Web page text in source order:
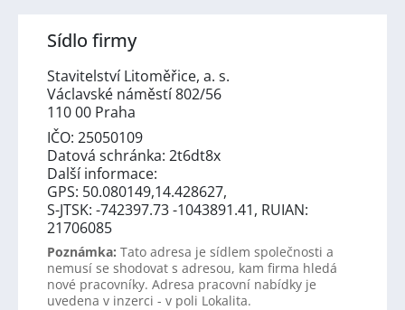
Sídlo firmy
Stavitelství Litoměřice, a. s.
Václavské náměstí 802/56
110 00 Praha
IČO: 25050109
Datová schránka: 2t6dt8x
Další informace:
GPS: 50.080149,14.428627,
S-JTSK: -742397.73 -1043891.41, RUIAN:
21706085
Poznámka: Tato adresa je sídlem společnosti a
nemusí se shodovat s adresou, kam firma hledá
nové pracovníky. Adresa pracovní nabídky je
uvedena v inzerci - v poli Lokalita.